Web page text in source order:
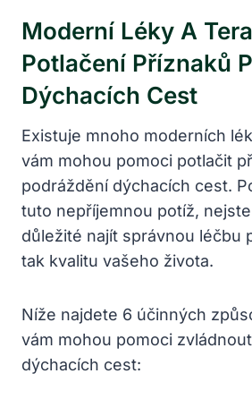
Moderní Léky A
Potlačení Příznaků
Dýchacích Cest
Existuje mnoho moderních⁣
vám⁣ mohou pomoci potlačit⁣
podráždění dýchacích cest.
tuto ⁢nepříjemnou potíž,
důležité najít správnou léčbu
tak kvalitu‌ vašeho života.
Níže ‍najdete 6 účinných
vám mohou ‍pomoci
dýchacích cest: